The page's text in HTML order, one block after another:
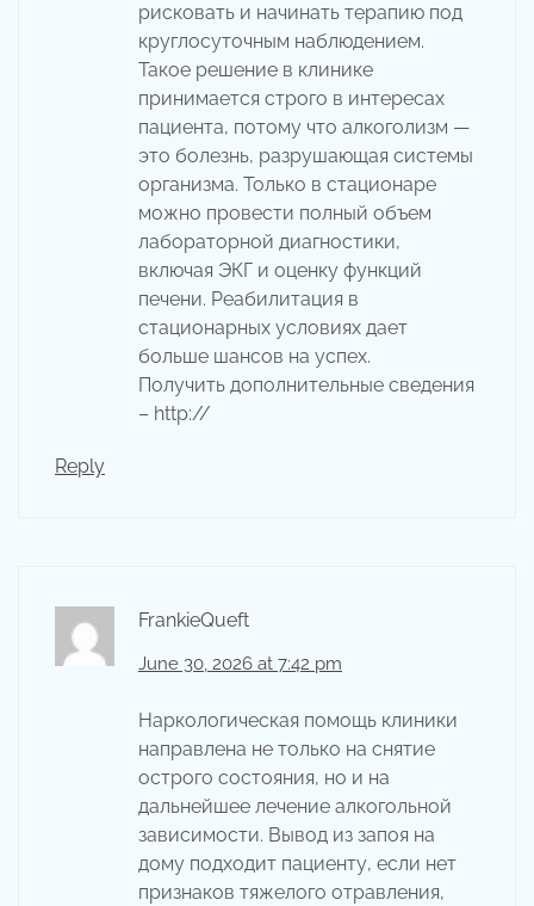
рисковать и начинать терапию под
круглосуточным наблюдением.
Такое решение в клинике
принимается строго в интересах
пациента, потому что алкоголизм —
это болезнь, разрушающая системы
организма. Только в стационаре
можно провести полный объем
лабораторной диагностики,
включая ЭКГ и оценку функций
печени. Реабилитация в
стационарных условиях дает
больше шансов на успех.
Получить дополнительные сведения
– http://
Reply
FrankieQueft
June 30, 2026 at 7:42 pm
Наркологическая помощь клиники
направлена не только на снятие
острого состояния, но и на
дальнейшее лечение алкогольной
зависимости. Вывод из запоя на
дому подходит пациенту, если нет
признаков тяжелого отравления,